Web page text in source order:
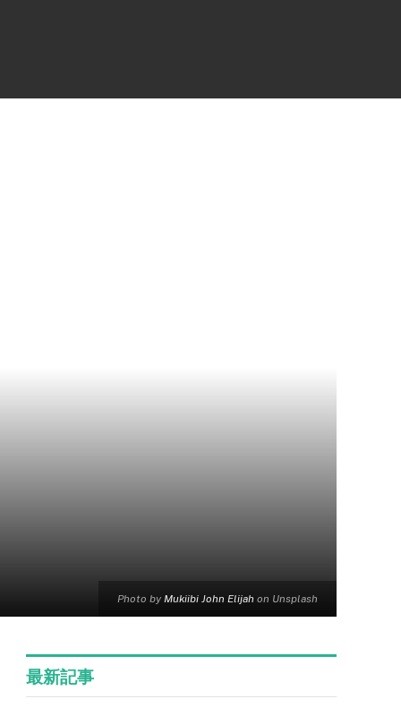
Photo by Mukiibi John Elijah on Unsplash
最新記事